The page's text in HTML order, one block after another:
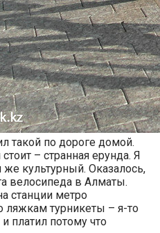
такой по дороге домой.
– странная ерунда. Я
же культурный. Оказалось,
велосипеда в Алматы.
станции метро
турникеты – я-то
платил потому что